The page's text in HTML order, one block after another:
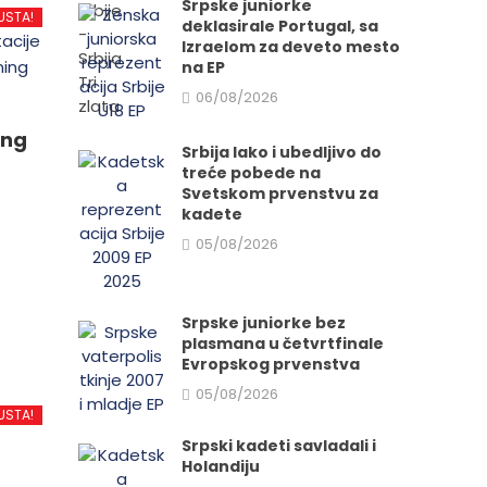
Srpske juniorke
deklasirale Portugal, sa
Izraelom za deveto mesto
na EP
06/08/2026
Srbija lako i ubedljivo do
treće pobede na
Svetskom prvenstvu za
kadete
05/08/2026
Srpske juniorke bez
plasmana u četvrtfinale
Evropskog prvenstva
05/08/2026
Srpski kadeti savladali i
Holandiju